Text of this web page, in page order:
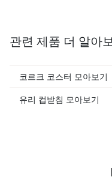
관련 제품 더 알아
코르크 코스터 모아보기
유리 컵받침 모아보기